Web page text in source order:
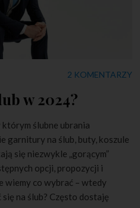
2 KOMENTARZY
w 2024?
ślubne ubrania
garnitury na ślub, buty, koszule
się niezwykle „gorącym”
opcji, propozycji i
wiemy co wybrać – wtedy
na ślub? Często dostaję